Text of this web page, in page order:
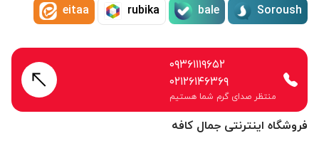
فروشگاه اینترنتی جمال کافه
Soroush
bale
rubika
eitaa
۰۹۳۶۱۱۱۹۶۵۲
۰۲۱۲۶۱۴۶۳۶۹
منتظر صدای گرم شما هستیم